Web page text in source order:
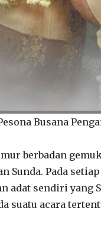
Busana
berbadan
Sunda. Pada
adat sendiri yang
suatu acara